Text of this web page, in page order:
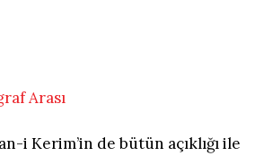
i Kerim’in de bütün açıklığı ile